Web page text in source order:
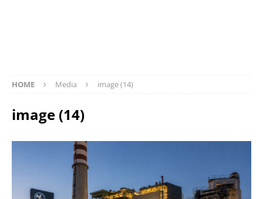
HOME Media image (14)
image (14)